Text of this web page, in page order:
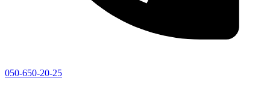
050-650-20-25